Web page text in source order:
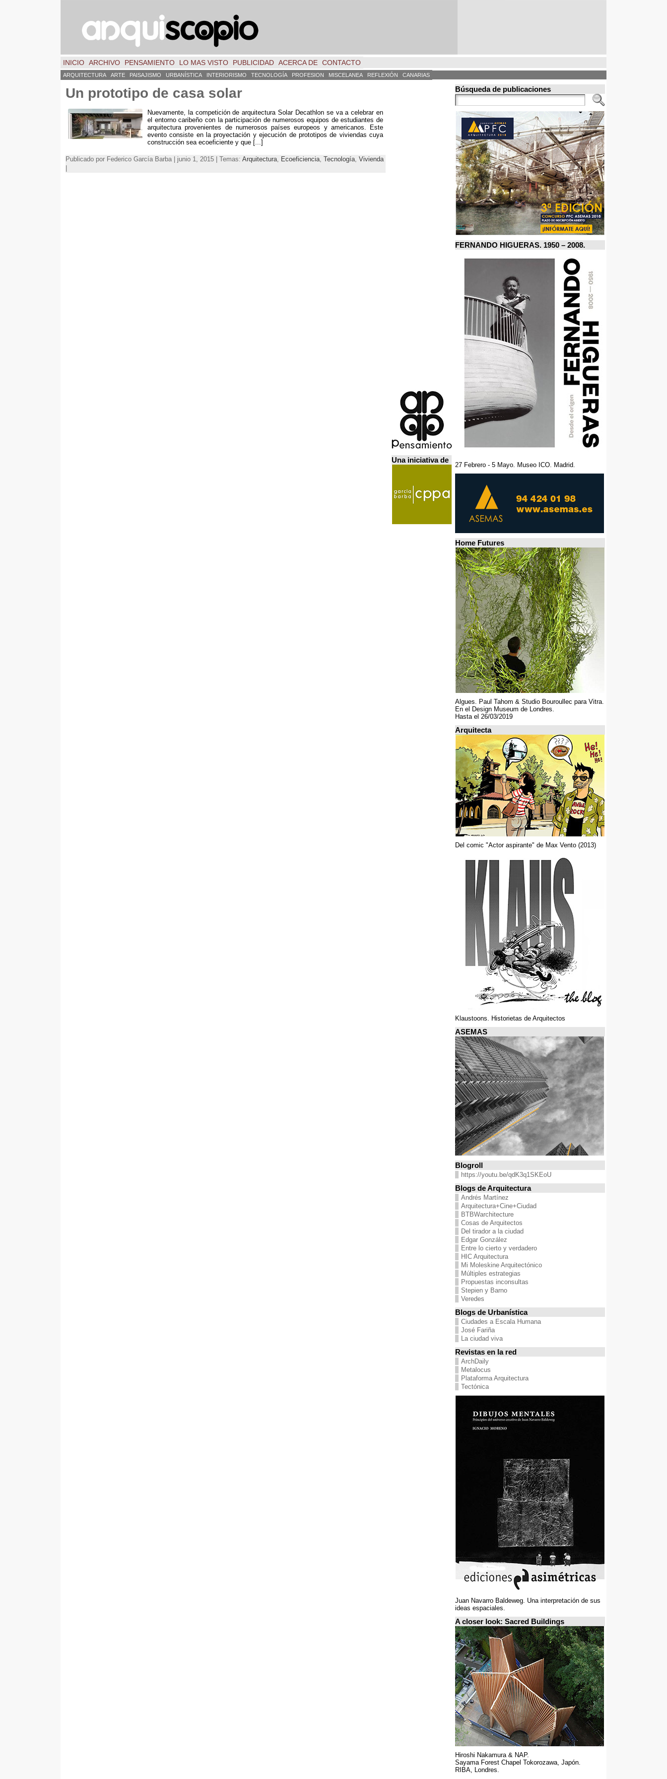
INICIO ARCHIVO PENSAMIENTO LO MAS VISTO PUBLICIDAD ACERCA DE CONTACTO
ARQUITECTURA ARTE PAISAJISMO URBANÍSTICA INTERIORISMO TECNOLOGÍA PROFESION MISCELANEA REFLEXIÓN CANARIAS
Un prototipo de casa solar
Nuevamente, la competición de arquitectura Solar Decathlon se va a celebrar en
el entorno caribeño con la participación de numerosos equipos de estudiantes de
arquitectura provenientes de numerosos países europeos y americanos. Este
evento consiste en la proyectación y ejecución de prototipos de viviendas cuya
construcción sea ecoeficiente y que [...]
Publicado por Federico García Barba | junio 1, 2015 | Temas: Arquitectura Ecoeficiencia Tecnología Vivienda
|
Una iniciativa de
Búsqueda de publicaciones
FERNANDO HIGUERAS. 1950 – 2008.
27 Febrero - 5 Mayo. Museo ICO. Madrid.
Home Futures
Algues. Paul Tahom & Studio Bouroullec para Vitra.
En el Design Museum de Londres.
Hasta el 26/03/2019
Arquitecta
Del comic "Actor aspirante" de Max Vento (2013)
Klaustoons. Historietas de Arquitectos
ASEMAS
Blogroll
https://youtu.be/qdK3q1SKEoU
Blogs de Arquitectura
Andrés Martínez
Arquitectura+Cine+Ciudad
BTBWarchitecture
Cosas de Arquitectos
Del tirador a la ciudad
Edgar González
Entre lo cierto y verdadero
HIC Arquitectura
Mi Moleskine Arquitectónico
Múltiples estrategias
Propuestas inconsultas
Stepien y Barno
Veredes
Blogs de Urbanística
Ciudades a Escala Humana
José Fariña
La ciudad viva
Revistas en la red
ArchDaily
Metalocus
Plataforma Arquitectura
Tectónica
Juan Navarro Baldeweg. Una interpretación de sus
ideas espaciales.
A closer look: Sacred Buildings
Hiroshi Nakamura & NAP.
Sayama Forest Chapel Tokorozawa, Japón.
RIBA, Londres.